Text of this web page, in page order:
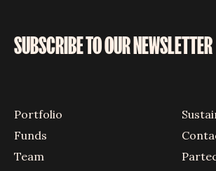
SUBSCRIBE TO OUR NEWSLETTER
Portfolio
Funds
Team